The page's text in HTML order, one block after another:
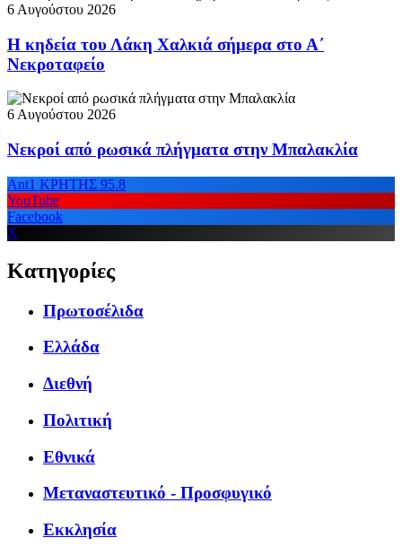
6 Αυγούστου 2026
Η κηδεία του Λάκη Χαλκιά σήμερα στο Α΄
Νεκροταφείο
6 Αυγούστου 2026
Νεκροί από ρωσικά πλήγματα στην Μπαλακλία
Ant1 ΚΡΗΤΗΣ 95.8
YouTube
Facebook
X
Κατηγορίες
Πρωτοσέλιδα
Ελλάδα
Διεθνή
Πολιτική
Εθνικά
Μεταναστευτικό - Προσφυγικό
Εκκλησία